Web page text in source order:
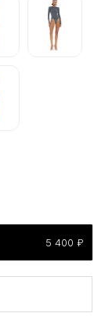
5 400 ₽